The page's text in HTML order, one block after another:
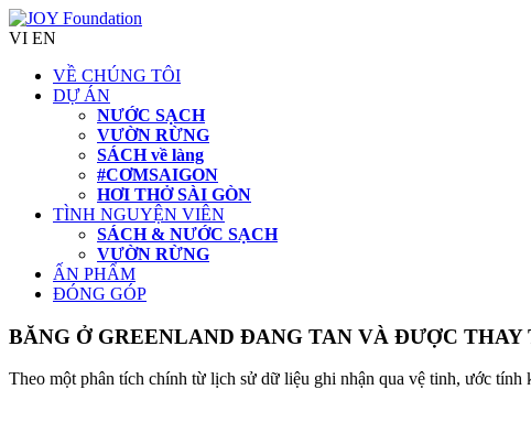
VI EN
VỀ CHÚNG TÔI
DỰ ÁN
NƯỚC SẠCH
VƯỜN RỪNG
SÁCH về làng
#CƠMSAIGON
HƠI THỞ SÀI GÒN
TÌNH NGUYỆN VIÊN
SÁCH & NƯỚC SẠCH
VƯỜN RỪNG
ẤN PHẨM
ĐÓNG GÓP
BĂNG Ở GREENLAND ĐANG TAN VÀ ĐƯỢC
Theo một phân tích chính từ lịch sử dữ liệu ghi nhận qua vệ tinh, ước tính